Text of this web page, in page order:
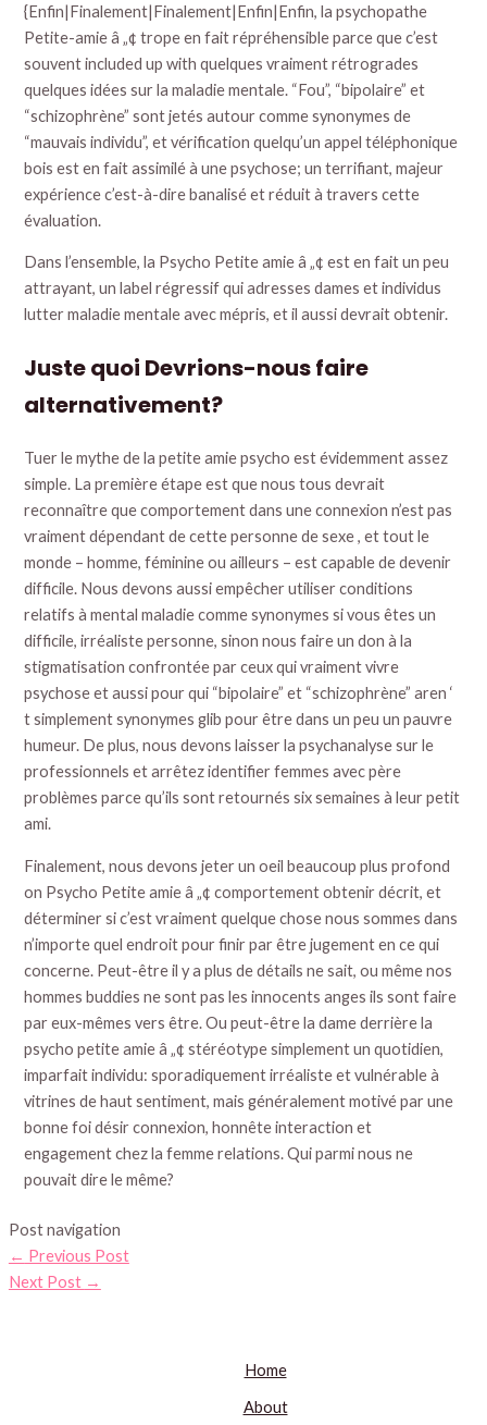
{Enfin|Finalement|Finalement|Enfin|Enfin, la psychopathe
Petite-amie â „¢ trope en fait répréhensible parce que c’est
souvent included up with quelques vraiment rétrogrades
quelques idées sur la maladie mentale. “Fou”, “bipolaire” et
“schizophrène” sont jetés autour comme synonymes de
“mauvais individu”, et vérification quelqu’un appel téléphonique
bois est en fait assimilé à une psychose; un terrifiant, majeur
expérience c’est-à-dire banalisé et réduit à travers cette
évaluation.
Dans l’ensemble, la Psycho Petite amie â „¢ est en fait un peu
attrayant, un label régressif qui adresses dames et individus
lutter maladie mentale avec mépris, et il aussi devrait obtenir.
Juste quoi Devrions-nous faire
alternativement?
Tuer le mythe de la petite amie psycho est évidemment assez
simple. La première étape est que nous tous devrait
reconnaître que comportement dans une connexion n’est pas
vraiment dépendant de cette personne de sexe , et tout le
monde – homme, féminine ou ailleurs – est capable de devenir
difficile. Nous devons aussi empêcher utiliser conditions
relatifs à mental maladie comme synonymes si vous êtes un
difficile, irréaliste personne, sinon nous faire un don à la
stigmatisation confrontée par ceux qui vraiment vivre
psychose et aussi pour qui “bipolaire” et “schizophrène” aren ‘
t simplement synonymes glib pour être dans un peu un pauvre
humeur. De plus, nous devons laisser la psychanalyse sur le
professionnels et arrêtez identifier femmes avec père
problèmes parce qu’ils sont retournés six semaines à leur petit
ami.
Finalement, nous devons jeter un oeil beaucoup plus profond
on Psycho Petite amie â „¢ comportement obtenir décrit, et
déterminer si c’est vraiment quelque chose nous sommes dans
n’importe quel endroit pour finir par être jugement en ce qui
concerne. Peut-être il y a plus de détails ne sait, ou même nos
hommes buddies ne sont pas les innocents anges ils sont faire
par eux-mêmes vers être. Ou peut-être la dame derrière la
psycho petite amie â „¢ stéréotype simplement un quotidien,
imparfait individu: sporadiquement irréaliste et vulnérable à
vitrines de haut sentiment, mais généralement motivé par une
bonne foi désir connexion, honnête interaction et
engagement chez la femme relations. Qui parmi nous ne
pouvait dire le même?
Post navigation
← Previous Post
Next Post →
Home
About